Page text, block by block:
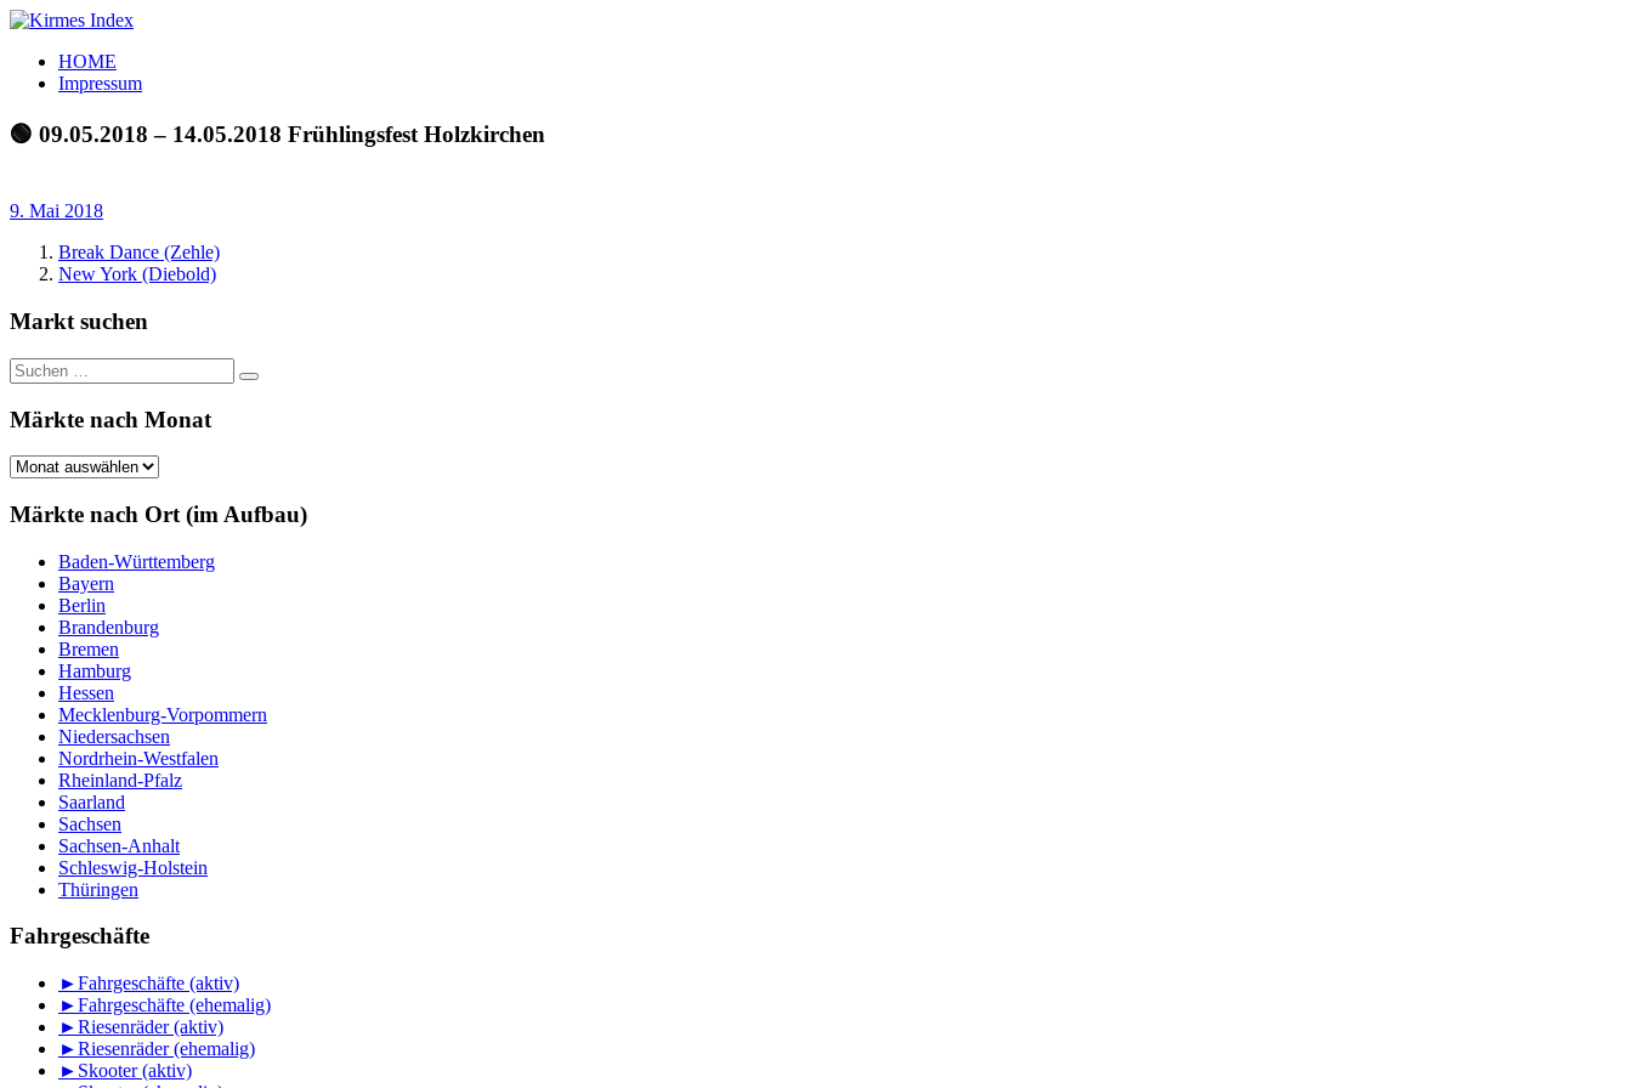
Zum
springen
Kirmes
Index
Tourpläne
der
letzten
HOME
Impressum
🟢 09.05.2018 – 14.05.2018 Frühlingsfest Holzkirchen
9. Mai 2018
Break Dance (Zehle)
New York (Diebold)
Markt suchen
Suchen
nach:
Suchen
Märkte nach Monat
Märkte
Monat
Märkte nach Ort (im Aufbau)
Baden-Württemberg
Bayern
Berlin
Brandenburg
Bremen
Hamburg
Hessen
Mecklenburg-Vorpommern
Niedersachsen
Nordrhein-Westfalen
Rheinland-Pfalz
Saarland
Sachsen
Sachsen-Anhalt
Schleswig-Holstein
Thüringen
Fahrgeschäfte
►Fahrgeschäfte (aktiv)
►Fahrgeschäfte (ehemalig)
►Riesenräder (aktiv)
►Riesenräder (ehemalig)
► Skooter (aktiv)